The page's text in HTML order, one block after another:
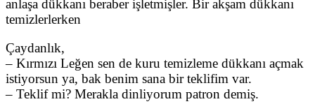
anlaşa dükkanı beraber işletmişler. Bir akşam dükkanı
temizlerlerken
Çaydanlık,
– Kırmızı Leğen sen de kuru temizleme dükkanı açmak
istiyorsun ya, bak benim sana bir teklifim var.
– Teklif mi? Merakla dinliyorum patron demiş.